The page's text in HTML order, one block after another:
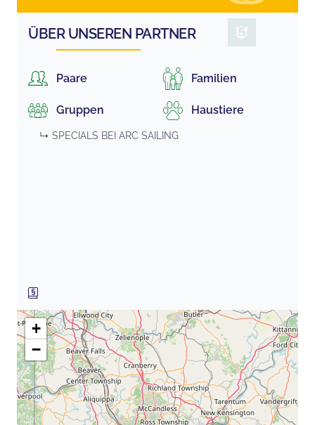
ÜBER UNSEREN PARTNER
Paare Familien
Gruppen Haustiere
↳ SPECIALS BEI ARC SAILING
+
−